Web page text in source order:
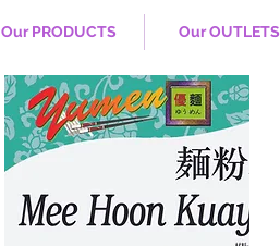
Our PRODUCTS Our OUTLETS